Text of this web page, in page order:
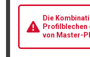
Die
Profilblechen
von Master-